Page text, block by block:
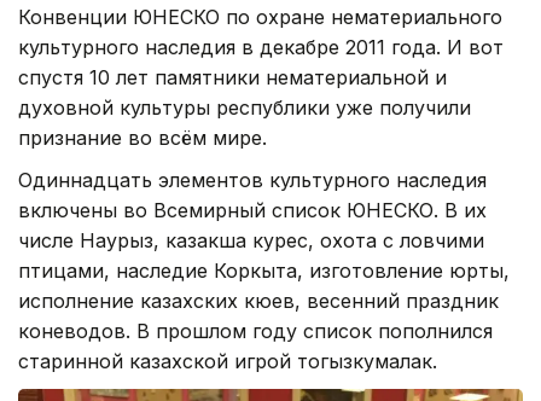
Конвенции ЮНЕСКО по охране нематериального
культурного наследия в декабре 2011 года. И вот
спустя 10 лет памятники нематериальной и
духовной культуры республики уже получили
признание во всём мире.
Одиннадцать элементов культурного наследия
включены во Всемирный список ЮНЕСКО. В их
числе Наурыз, казакша курес, охота с ловчими
птицами, наследие Коркыта, изготовление юрты,
исполнение казахских кюев, весенний праздник
коневодов. В прошлом году список пополнился
старинной казахской игрой тогызкумалак.